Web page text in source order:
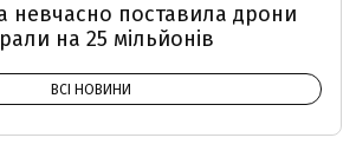
невчасно поставила дрони
на 25 мільйонів
ВСІ НОВИНИ